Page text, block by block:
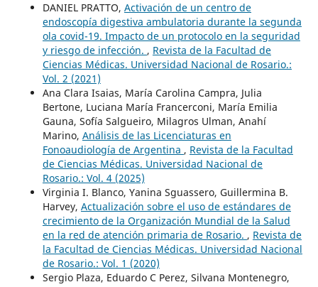
DANIEL PRATTO, Activación de un centro de
endoscopía digestiva ambulatoria durante la segunda
ola covid-19. Impacto de un protocolo en la seguridad
y riesgo de infección. , Revista de la Facultad de
Ciencias Médicas. Universidad Nacional de Rosario.:
Vol. 2 (2021)
Ana Clara Isaias, María Carolina Campra, Julia
Bertone, Luciana María Francerconi, María Emilia
Gauna, Sofía Salgueiro, Milagros Ulman, Anahí
Marino, Análisis de las Licenciaturas en
Fonoaudiología de Argentina , Revista de la Facultad
de Ciencias Médicas. Universidad Nacional de
Rosario.: Vol. 4 (2025)
Virginia I. Blanco, Yanina Sguassero, Guillermina B.
Harvey, Actualización sobre el uso de estándares de
crecimiento de la Organización Mundial de la Salud
en la red de atención primaria de Rosario. , Revista de
la Facultad de Ciencias Médicas. Universidad Nacional
de Rosario.: Vol. 1 (2020)
Sergio Plaza, Eduardo C Perez, Silvana Montenegro,